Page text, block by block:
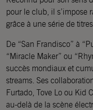
pour le club, il s’impose
grâce à une série de
De “San Frandisco” à
“Miracle Maker” ou
succès mondiaux et
streams. Ses
Furtado, Tove Lo ou Kid
au-delà de la scène